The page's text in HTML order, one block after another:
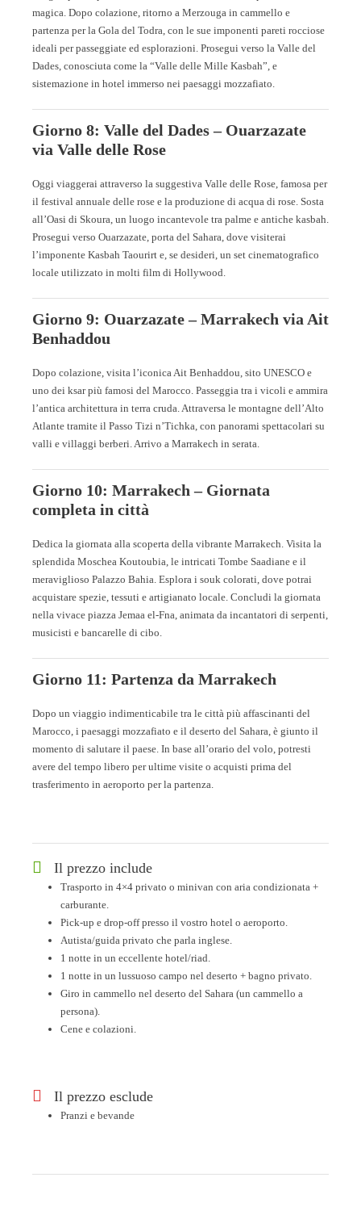
magica. Dopo colazione, ritorno a Merzouga in cammello e
partenza per la Gola del Todra, con le sue imponenti pareti rocciose
ideali per passeggiate ed esplorazioni. Prosegui verso la Valle del
Dades, conosciuta come la “Valle delle Mille Kasbah”, e
sistemazione in hotel immerso nei paesaggi mozzafiato.
Giorno 8: Valle del Dades – Ouarzazate
via Valle delle Rose
Oggi viaggerai attraverso la suggestiva Valle delle Rose, famosa per
il festival annuale delle rose e la produzione di acqua di rose. Sosta
all’Oasi di Skoura, un luogo incantevole tra palme e antiche kasbah.
Prosegui verso Ouarzazate, porta del Sahara, dove visiterai
l’imponente Kasbah Taourirt e, se desideri, un set cinematografico
locale utilizzato in molti film di Hollywood.
Giorno 9: Ouarzazate – Marrakech via Ait
Benhaddou
Dopo colazione, visita l’iconica Ait Benhaddou, sito UNESCO e
uno dei ksar più famosi del Marocco. Passeggia tra i vicoli e ammira
l’antica architettura in terra cruda. Attraversa le montagne dell’Alto
Atlante tramite il Passo Tizi n’Tichka, con panorami spettacolari su
valli e villaggi berberi. Arrivo a Marrakech in serata.
Giorno 10: Marrakech – Giornata
completa in città
Dedica la giornata alla scoperta della vibrante Marrakech. Visita la
splendida Moschea Koutoubia, le intricati Tombe Saadiane e il
meraviglioso Palazzo Bahia. Esplora i souk colorati, dove potrai
acquistare spezie, tessuti e artigianato locale. Concludi la giornata
nella vivace piazza Jemaa el-Fna, animata da incantatori di serpenti,
musicisti e bancarelle di cibo.
Giorno 11: Partenza da Marrakech
Dopo un viaggio indimenticabile tra le città più affascinanti del
Marocco, i paesaggi mozzafiato e il deserto del Sahara, è giunto il
momento di salutare il paese. In base all’orario del volo, potresti
avere del tempo libero per ultime visite o acquisti prima del
trasferimento in aeroporto per la partenza.
Il prezzo include
Trasporto in 4×4 privato o minivan con aria condizionata +
carburante.
Pick-up e drop-off presso il vostro hotel o aeroporto.
Autista/guida privato che parla inglese.
1 notte in un eccellente hotel/riad.
1 notte in un lussuoso campo nel deserto + bagno privato.
Giro in cammello nel deserto del Sahara (un cammello a
persona).
Cene e colazioni.
Il prezzo esclude
Pranzi e bevande